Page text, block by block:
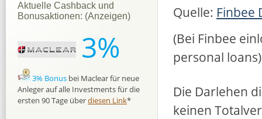
Quelle: Finbee
(Bei Finbee
personal loans)
Die Darlehen
keinen
Aktuelle Cashback und
Bonusaktionen: (Anzeigen)
3%
3% Bonus bei Maclear für neue
Anleger auf alle Investments für die
ersten 90 Tage überdiesen Link*